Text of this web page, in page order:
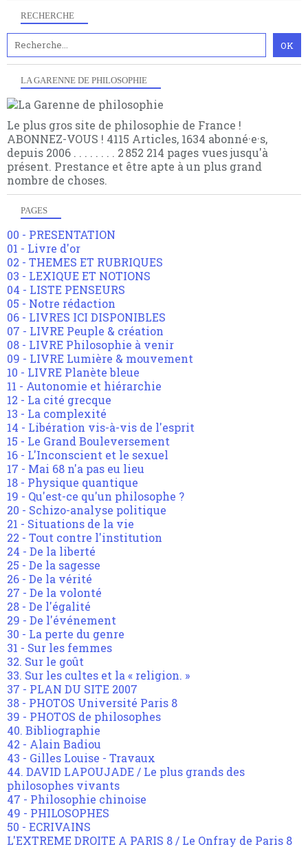
RECHERCHE
LA GARENNE DE PHILOSOPHIE
Le plus gros site de philosophie de France !
ABONNEZ-VOUS ! 4115 Articles, 1634 abonné·e·s,
depuis 2006 . . . . . . . . 2 852 214 pages vues jusqu'à
présent. Prestance et être apte à un plus grand
nombre de choses.
PAGES
00 - PRESENTATION
01 - Livre d'or
02 - THEMES ET RUBRIQUES
03 - LEXIQUE ET NOTIONS
04 - LISTE PENSEURS
05 - Notre rédaction
06 - LIVRES ICI DISPONIBLES
07 - LIVRE Peuple & création
08 - LIVRE Philosophie à venir
09 - LIVRE Lumière & mouvement
10 - LIVRE Planète bleue
11 - Autonomie et hiérarchie
12 - La cité grecque
13 - La complexité
14 - Libération vis-à-vis de l'esprit
15 - Le Grand Bouleversement
16 - L'Inconscient et le sexuel
17 - Mai 68 n'a pas eu lieu
18 - Physique quantique
19 - Qu'est-ce qu'un philosophe ?
20 - Schizo-analyse politique
21 - Situations de la vie
22 - Tout contre l'institution
24 - De la liberté
25 - De la sagesse
26 - De la vérité
27 - De la volonté
28 - De l'égalité
29 - De l'événement
30 - La perte du genre
31 - Sur les femmes
32. Sur le goût
33. Sur les cultes et la « religion. »
37 - PLAN DU SITE 2007
38 - PHOTOS Université Paris 8
39 - PHOTOS de philosophes
40. Bibliographie
42 - Alain Badiou
43 - Gilles Louise - Travaux
44. DAVID LAPOUJADE / Le plus grands des
philosophes vivants
47 - Philosophie chinoise
49 - PHILOSOPHES
50 - ECRIVAINS
L'EXTREME DROITE A PARIS 8 / Le Onfray de Paris 8